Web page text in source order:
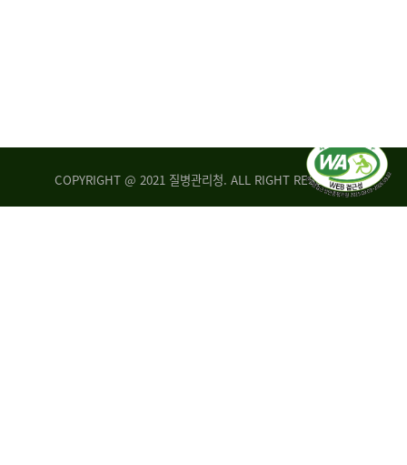
COPYRIGHT @ 2021 질병관리청. ALL RIGHT RESERVED